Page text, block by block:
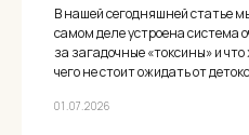
В нашей сегодняшней статье
самом деле устроена система
за загадочные «токсины» и
чего не стоит ожидать от
01.07.2026